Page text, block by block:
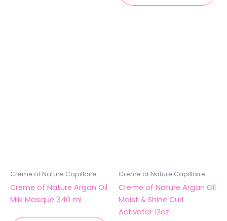
Creme of Nature Capillaire
Creme of Nature Argan Oil
Milk Masque 340 ml
Creme of Nature Capillaire
Creme of Nature Argan Oil
Moist & Shine Curl
Activator 12oz